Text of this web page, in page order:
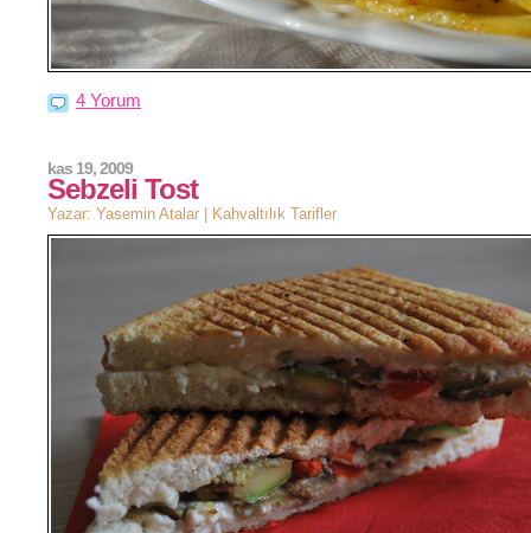
4 Yorum
Sebzeli Tost
kas 19, 2009
Yazar: Yasemin Atalar | Kahvaltılık Tarifler